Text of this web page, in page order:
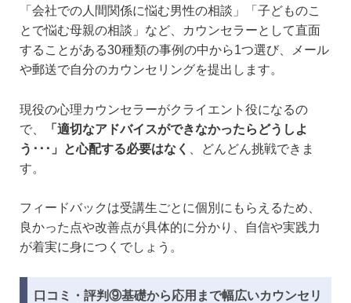
「会社での人間関係に悩む男性の相談」「子どものこ
とで悩む母親の相談」など、カウンセラーとして直面
することがある30種類の事例の中から1つ選び、メール
や郵送で自分のカウンセリングを提出します。
現役の心理カウンセラーがクライエント役になるの
で、
「適切なアドバイスができなかったらどうしよ
う･･･」と心配する必要はなく
、どんどん挑戦できま
す。
フィードバックは受講生ごとに個別にもらえるため、
良かった点や改善点が具体的に分かり、自信や実践力
が着実に身につくでしょう。
口コミ・評判⑨基礎から応用まで幅広いカウンセリ